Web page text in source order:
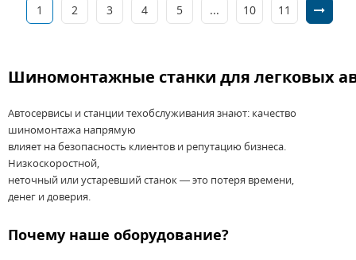
1 2 3 4 5 ... 10 11
Шиномонтажные станки для легковых
Автосервисы истанции техобслуживания знают: качество
шиномонтажа напрямую
влияет набезопасность клиентов и репутацию бизнеса.
Низкоскоростной,
неточный илиустаревшийстанок—это потеря времени,
денег идоверия.
Почему наше оборудование?